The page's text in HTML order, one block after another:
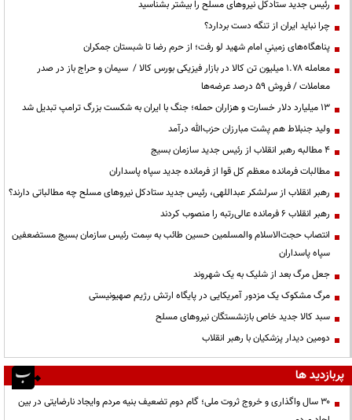
رئیس جدید ستادکل نیروهای مسلح را بیشتر بشناسید
چرا نباید ایران از تنگه دست بردارد؟
پناهگاه‌های زمینیِ امام شهید لو رفت؛ از حرم رضا تا شبستان جمکران
معامله ۱.۷۸ میلیون تن کالا در بازار فیزیکی بورس کالا / سیمان و حراج باز در صدر
معاملات / فروش ۵۹ درصد عرضه‌ها
۱۳ میلیارد دلار خسارت و هزاران حمله؛ جنگ با ایران به شکست بزرگ ترامپ تبدیل شد
ولید جنبلاط هم پشت مبارزان حزب‌الله درآمد
۴ مطالبه رهبر انقلاب از رئیس جدید سازمان بسیج
مطالبات فرمانده معظم کل قوا از فرمانده جدید سپاه پاسداران
رهبر انقلاب از سرلشکر عبداللهی، رئیس جدید ستادکل نیروهای مسلح چه مطالباتی دارند؟
رهبر انقلاب ۶ فرمانده عالی‌رتبه را منصوب کردند
انتصاب حجت‌الاسلام ‌والمسلمین حسین طائب به سِمت رئیس سازمان بسیج مستضعفین
سپاه پاسداران
جعل مرگ بعد از شلیک به یک شهروند
مرگ مشکوک یک مزدور آمریکایی در پایگاه ارتش رژیم صهیونیستی
سبد کالا جدید خاص بازنشستگان نیروهای مسلح
دومین دیدار پزشکیان با رهبر انقلاب
پربازدید ها
۳۰ سال واگذاری و خروج ثروت ملی؛ گام دوم تضعیف بنیه مردم وایجاد نارضایتی در بین